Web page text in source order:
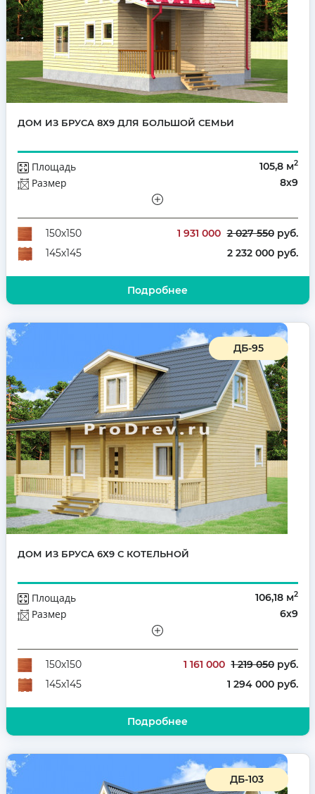
ДОМ ИЗ БРУСА 8Х9 ДЛЯ БОЛЬШОЙ СЕМЬИ
Площадь 105,8 м2
Размер 8х9
Количество комнат
5
150х150
1 931 000 2 027 550руб.
145х145
2 232 000 руб.
Подробнее
ДБ-95
ДОМ ИЗ БРУСА 6Х9 С КОТЕЛЬНОЙ
Площадь 106,18 м2
Размер 6х9
Количество комнат
4
150х150
1 161 000 1 219 050руб.
145х145
1 294 000 руб.
Подробнее
ДБ-103